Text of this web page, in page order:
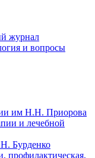
журнал
и вопросы
им Н.Н. Приорова
и лечебной
Бурденко
профилактическая,